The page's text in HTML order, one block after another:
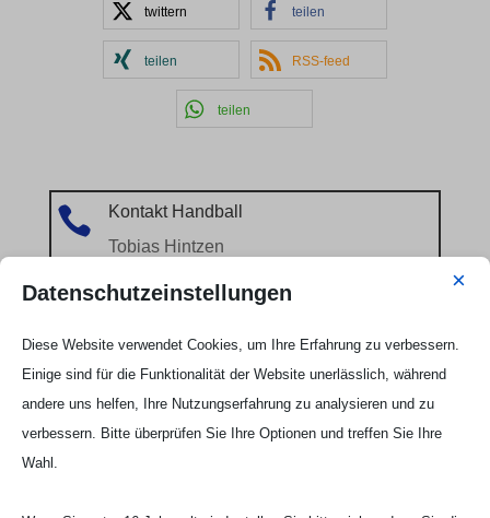
twittern teilen
teilen RSS-feed
teilen

Kontakt Handball
Tobias Hintzen
Email:Tobias Hintzen
Datenschutzeinstellungen ×
Diese Website verwendet Cookies, um Ihre Erfahrung zu verbessern.
Einige sind für die Funktionalität der Website unerlässlich, während
andere uns helfen, Ihre Nutzungserfahrung zu analysieren und zu
verbessern. Bitte überprüfen Sie Ihre Optionen und treffen Sie Ihre
Wahl.